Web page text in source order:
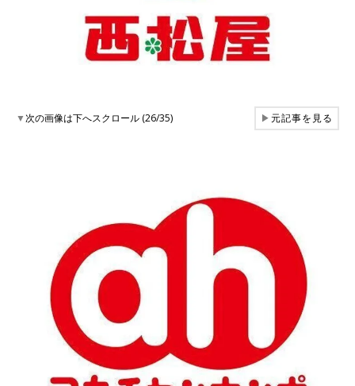
▼次の画像は下へスクロール (26/35) ▶元記事を見る